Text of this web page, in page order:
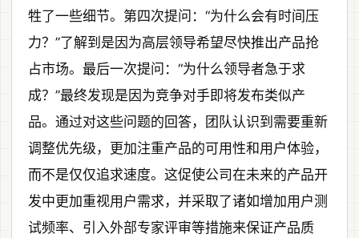
牲了一些细节。第四次提问：“为什么会有时间压
力？”了解到是因为高层领导希望尽快推出产品抢
占市场。最后一次提问：“为什么领导者急于求
成？”最终发现是因为竞争对手即将发布类似产
品。通过对这些问题的回答，团队认识到需要重新
调整优先级，更加注重产品的可用性和用户体验，
而不是仅仅追求速度。这促使公司在未来的产品开
发中更加重视用户需求，并采取了诸如增加用户测
试频率、引入外部专家评审等措施来保证产品质